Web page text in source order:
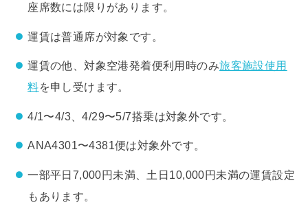
座席数には限りがあります。
運賃は普通席が対象です。
運賃の他、対象空港発着便利用時のみ旅客施設使用
料を申し受けます。
4/1〜4/3、4/29〜5/7搭乗は対象外です。
ANA4301〜4381便は対象外です。
一部平日7,000円未満、土日10,000円未満の運賃設定
もあります。